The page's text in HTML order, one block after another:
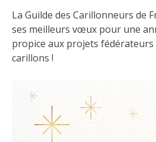
La Guilde des Carillonneurs de
ses meilleurs vœux pour une
propice aux projets
carillons !